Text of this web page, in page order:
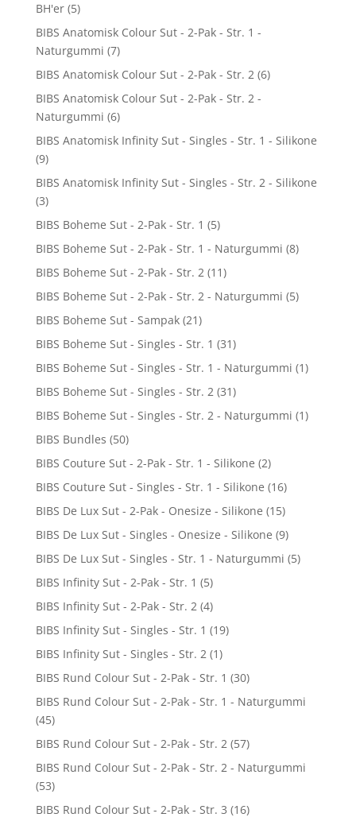
BH'er (5)
BIBS Anatomisk Colour Sut - 2-Pak - Str. 1 -
Naturgummi (7)
BIBS Anatomisk Colour Sut - 2-Pak - Str. 2 (6)
BIBS Anatomisk Colour Sut - 2-Pak - Str. 2 -
Naturgummi (6)
BIBS Anatomisk Infinity Sut - Singles - Str. 1 - Silikone
(9)
BIBS Anatomisk Infinity Sut - Singles - Str. 2 - Silikone
(3)
BIBS Boheme Sut - 2-Pak - Str. 1 (5)
BIBS Boheme Sut - 2-Pak - Str. 1 - Naturgummi (8)
BIBS Boheme Sut - 2-Pak - Str. 2 (11)
BIBS Boheme Sut - 2-Pak - Str. 2 - Naturgummi (5)
BIBS Boheme Sut - Sampak (21)
BIBS Boheme Sut - Singles - Str. 1 (31)
BIBS Boheme Sut - Singles - Str. 1 - Naturgummi (1)
BIBS Boheme Sut - Singles - Str. 2 (31)
BIBS Boheme Sut - Singles - Str. 2 - Naturgummi (1)
BIBS Bundles (50)
BIBS Couture Sut - 2-Pak - Str. 1 - Silikone (2)
BIBS Couture Sut - Singles - Str. 1 - Silikone (16)
BIBS De Lux Sut - 2-Pak - Onesize - Silikone (15)
BIBS De Lux Sut - Singles - Onesize - Silikone (9)
BIBS De Lux Sut - Singles - Str. 1 - Naturgummi (5)
BIBS Infinity Sut - 2-Pak - Str. 1 (5)
BIBS Infinity Sut - 2-Pak - Str. 2 (4)
BIBS Infinity Sut - Singles - Str. 1 (19)
BIBS Infinity Sut - Singles - Str. 2 (1)
BIBS Rund Colour Sut - 2-Pak - Str. 1 (30)
BIBS Rund Colour Sut - 2-Pak - Str. 1 - Naturgummi
(45)
BIBS Rund Colour Sut - 2-Pak - Str. 2 (57)
BIBS Rund Colour Sut - 2-Pak - Str. 2 - Naturgummi
(53)
BIBS Rund Colour Sut - 2-Pak - Str. 3 (16)